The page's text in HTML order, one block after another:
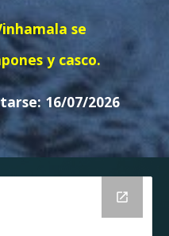
se
y casco.
16/07/2026